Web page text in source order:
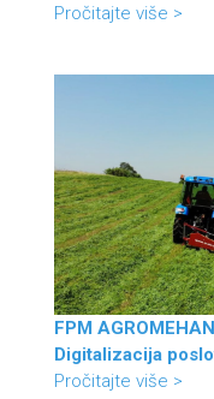
Pročitajte više >
FPM
Digitalizacija
Pročitajte više >